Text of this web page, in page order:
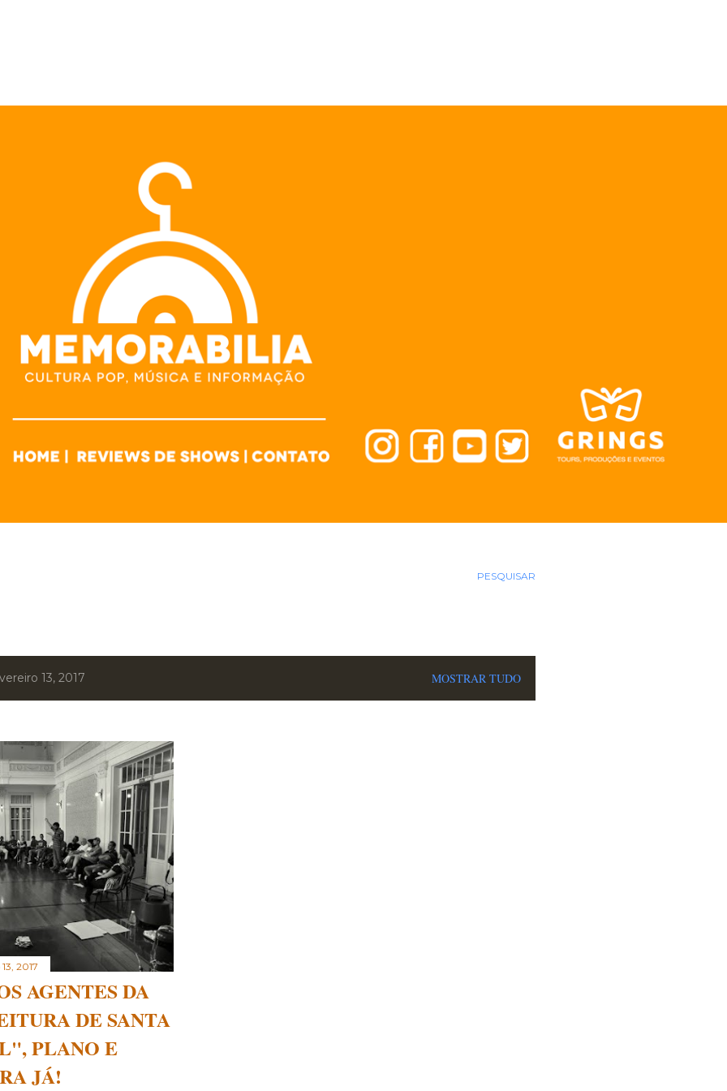
PESQUISAR
13, 2017 MOSTRAR TUDO
2017
AGENTES DA
DE SANTA
PLANO E
JÁ!